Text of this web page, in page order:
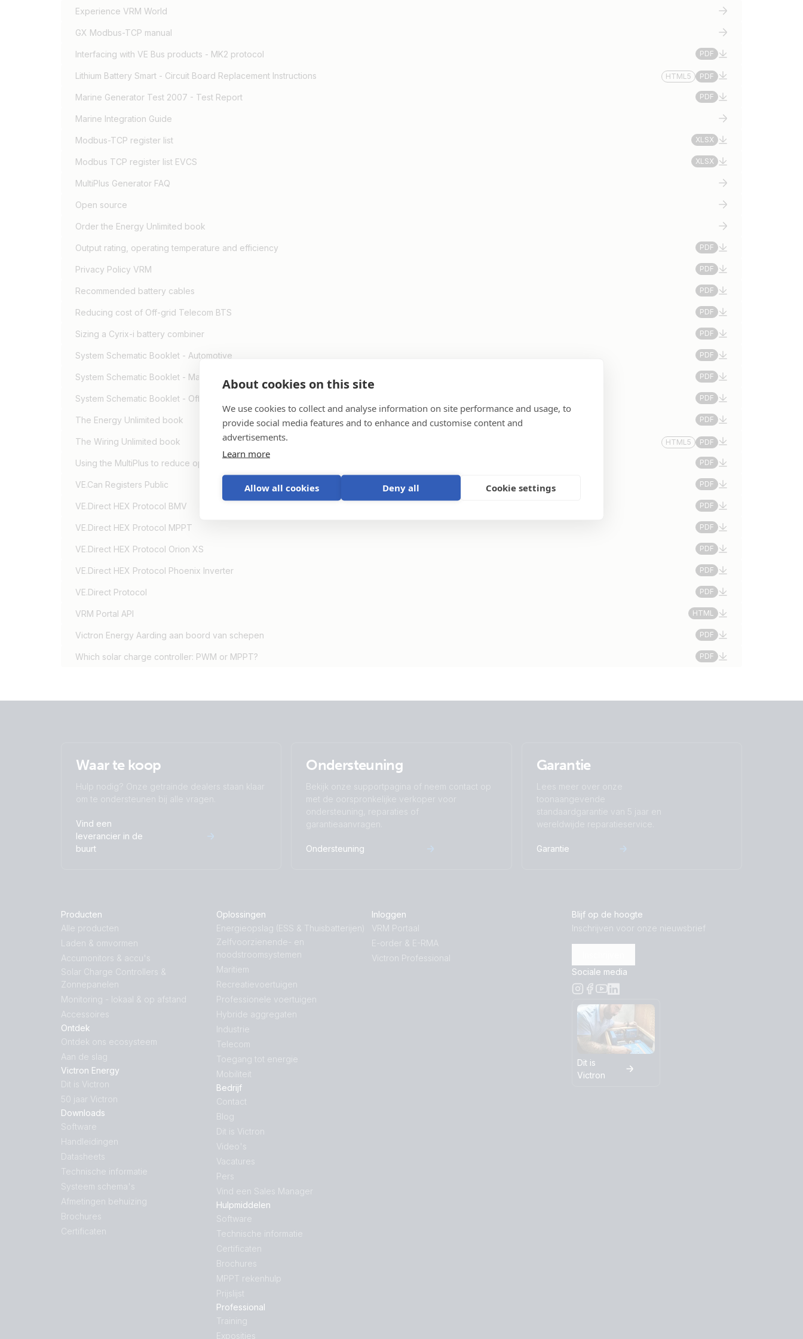
About cookies on this site
We use cookies to collect and analyse information on site performance and usage, to
provide social media features and to enhance and customise content and
advertisements.
Learn more
Allow all cookies Deny all Cookie settings
Experience VRM World
GX Modbus-TCP manual
Interfacing with VE Bus products - MK2 protocol PDF
Lithium Battery Smart - Circuit Board Replacement Instructions HTML5 PDF
Marine Generator Test 2007 - Test Report PDF
Marine Integration Guide
Modbus-TCP register list XLSX
Modbus TCP register list EVCS XLSX
MultiPlus Generator FAQ
Open source
Order the Energy Unlimited book
Output rating, operating temperature and efficiency PDF
Privacy Policy VRM PDF
Recommended battery cables PDF
Reducing cost of Off-grid Telecom BTS PDF
Sizing a Cyrix-i battery combiner PDF
System Schematic Booklet - Automotive PDF
System Schematic Booklet - Marine PDF
System Schematic Booklet - Off-Grid, Backup & Storage Systems PDF
The Energy Unlimited book PDF
The Wiring Unlimited book HTML5 PDF
Using the MultiPlus to reduce operating cost of a generator PDF
VE.Can Registers Public PDF
VE.Direct HEX Protocol BMV PDF
VE.Direct HEX Protocol MPPT PDF
VE.Direct HEX Protocol Orion XS PDF
VE.Direct HEX Protocol Phoenix Inverter PDF
VE.Direct Protocol PDF
VRM Portal API HTML
Victron Energy Aarding aan boord van schepen PDF
Which solar charge controller: PWM or MPPT? PDF
Waar te koop
Hulp nodig? Onze getrainde dealers staan klaar
om te ondersteunen bij alle vragen.
Vind een
leverancier in de
buurt
Ondersteuning
Bekijk onze supportpagina of neem contact op
met de oorspronkelijke verkoper voor
ondersteuning, reparaties of
garantieaanvragen.
Ondersteuning
Garantie
Lees meer over onze
toonaangevende
standaardgarantie van 5 jaar en
wereldwijde reparatieservice.
Garantie
Producten
Alle producten
Laden & omvormen
Accumonitors & accu's
Solar Charge Controllers &
Zonnepanelen
Monitoring - lokaal & op afstand
Accessoires
Ontdek
Ontdek ons ecosysteem
Aan de slag
Victron Energy
Dit is Victron
50 jaar Victron
Downloads
Software
Handleidingen
Datasheets
Technische informatie
Systeem schema's
Afmetingen behuizing
Brochures
Certificaten
Oplossingen
Energieopslag (ESS & Thuisbatterijen)
Zelfvoorzienende- en
noodstroomsystemen
Maritiem
Recreatievoertuigen
Professionele voertuigen
Hybride aggregaten
Industrie
Telecom
Toegang tot energie
Mobiliteit
Bedrijf
Contact
Blog
Dit is Victron
Video's
Vacatures
Pers
Vind een Sales Manager
Hulpmiddelen
Software
Technische informatie
Certificaten
Brochures
MPPT rekenhulp
Prijslijst
Professional
Training
Exposities
Inloggen
VRM Portaal
E-order & E-RMA
Victron Professional
Blijf op de hoogte
Inschrijven voor onze nieuwsbrief
Sociale media
Dit is
Victron